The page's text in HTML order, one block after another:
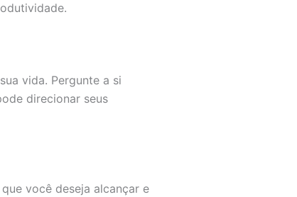
vida. Pergunte a si
direcionar seus
você deseja alcançar e